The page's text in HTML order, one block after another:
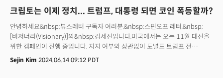
크립토는 이제 정치... 트럼프, 대통령 되면 코인 폭등할까?
안녕하세요&nbsp;뷰스레터 구독자 여러분,&nbsp;스핀오프 레터,&nbsp;
[비저너리(Visionary)]의&nbsp;김세진입니다.미국에서는 오는 11월 대선을
위한 캠페인이 진행 중입니다. 지지 여부와 상관없이 도널드 트럼프 전
대통령은 논란의 중심이 돼 있죠. 트럼프 공화당 후보는 최근 스스로
&nbsp;"암호화폐 대통령"이라고 칭하며 연일 조 바이든 미국 대통령을
Sejin Kim 2024.06.14 09:12 PDT